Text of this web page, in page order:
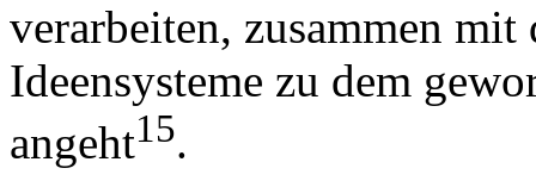
verarbeiten, zusammen mit
Ideensysteme zu dem
angeht15.